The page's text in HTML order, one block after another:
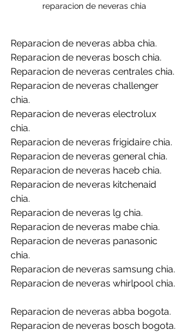
reparacion de neveras chia
Reparacion de neveras abba chia.
Reparacion de neveras bosch chia.
Reparacion de neveras centrales chia.
Reparacion de neveras challenger
chia.
Reparacion de neveras electrolux
chia.
Reparacion de neveras frigidaire chia.
Reparacion de neveras general chia.
Reparacion de neveras haceb chia.
Reparacion de neveras kitchenaid
chia.
Reparacion de neveras lg chia.
Reparacion de neveras mabe chia.
Reparacion de neveras panasonic
chia.
Reparacion de neveras samsung chia.
Reparacion de neveras whirlpool chia.
Reparacion de neveras abba bogota.
Reparacion de neveras bosch bogota.